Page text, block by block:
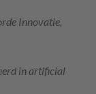
Innovatie,
in artificial